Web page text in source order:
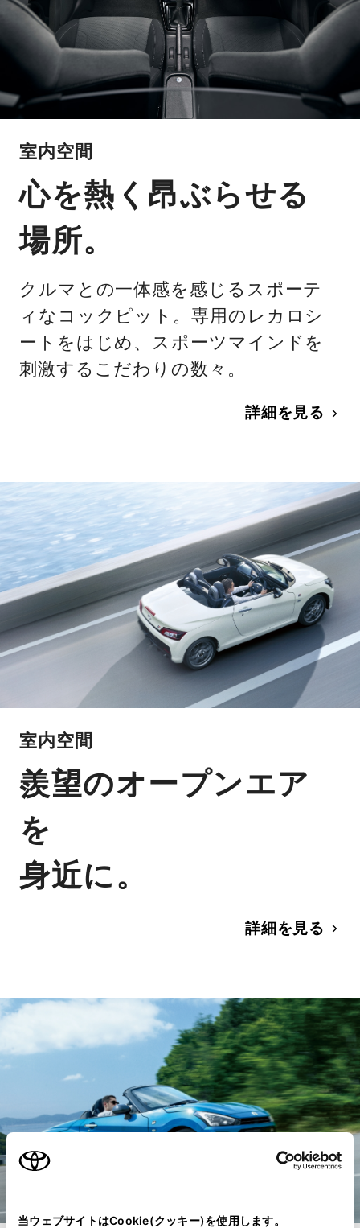
当ウェブサイトはCookie(クッキー)を使用します。
室内空間
心を熱く昂ぶらせる
場所。
クルマとの一体感を感じるスポーテ
ィなコックピット。専用のレカロシ
ートをはじめ、スポーツマインドを
刺激するこだわりの数々。
詳細を見る
室内空間
羨望のオープンエア
を
身近に。
詳細を見る